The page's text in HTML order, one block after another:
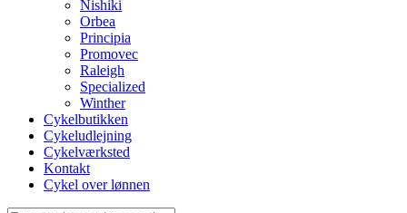
Nishiki
Orbea
Principia
Promovec
Raleigh
Specialized
Winther
Cykelbutikken
Cykeludlejning
Cykelværksted
Kontakt
Cykel over lønnen